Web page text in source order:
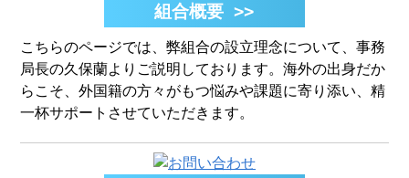
組合概要 >>
こちらのページでは、弊組合の設立理念について、事務
局長の久保蘭よりご説明しております。海外の出身だか
らこそ、外国籍の方々がもつ悩みや課題に寄り添い、精
一杯サポートさせていただきます。